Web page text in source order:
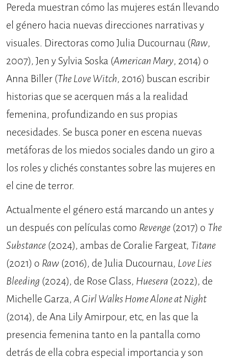
Pereda muestran cómo las mujeres están llevando
el género hacia nuevas direcciones narrativas y
visuales. Directoras como Julia Ducournau (Raw,
2007), Jen y Sylvia Soska (American Mary, 2014) o
Anna Biller (The Love Witch, 2016) buscan escribir
historias que se acerquen más a la realidad
femenina, profundizando en sus propias
necesidades. Se busca poner en escena nuevas
metáforas de los miedos sociales dando un giro a
los roles y clichés constantes sobre las mujeres en
el cine de terror.
Actualmente el género está marcando un antes y
un después con películas como Revenge (2017) o The
Substance (2024), ambas de Coralie Fargeat, Titane
(2021) o Raw (2016), de Julia Ducournau, Love Lies
Bleeding (2024), de Rose Glass, Huesera (2022), de
Michelle Garza,A Girl Walks Home Alone at Night
(2014), de Ana Lily Amirpour, etc, en las que la
presencia femenina tanto en la pantalla como
detrás de ella cobra especial importancia y son